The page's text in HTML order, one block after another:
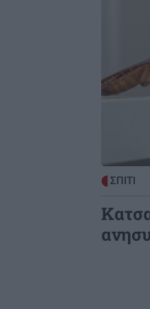
και
Το
ΣΠΙΤΙ